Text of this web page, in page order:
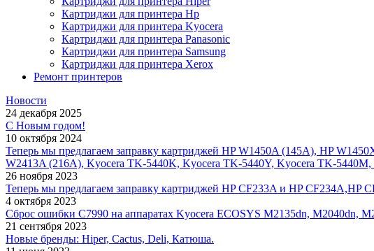
Картриджи для принтера Hp
Картриджи для принтера Kyocera
Картриджи для принтера Panasonic
Картриджи для принтера Samsung
Картриджи для принтера Xerox
Ремонт принтеров
Новости
24 декабря 2025
С Новым годом!
10 октября 2024
Теперь мы предлагаем заправку картриджей HP W1450A (145A), HP
W2413A (216A), Kyocera TK-5440K, Kyocera TK-5440Y, Kyocera TK-
26 ноября 2023
Теперь мы предлагаем заправку картриджей HP CF233A и HP CF234A,HP
4 октября 2023
Сброс ошибки С7990 на аппаратах Kyocera ECOSYS M2135dn, M2040dn,
21 сентября 2023
Новые бренды: Hiper, Cactus, Deli, Катюша.